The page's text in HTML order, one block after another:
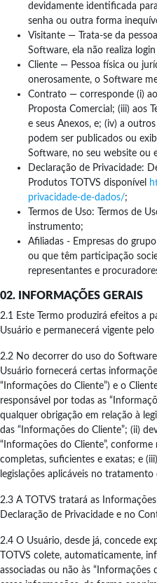
devidamente identificada
senha ou outra forma
Visitante — Trata-se da
Software, ela não realiza
Cliente — Pessoa física ou
onerosamente, o Software
Contrato — corresponde (i)
Proposta Comercial; (iii) aos
e seus Anexos, e; (iv) a
podem ser publicados ou
Software, no seu website ou
Declaração de Privacidade:
Produtos TOTVS disponível
privacidade-de-dados/;
Termos de Uso: Termos de
instrumento;
Afiliadas - Empresas do
ou que têm participação
representantes e
02. INFORMAÇÕES GERAIS
2.1 Este Termo produzirá efeitos a
Usuário e permanecerá vigente
2.2 No decorrer do uso do
Usuário fornecerá certas
“Informações do Cliente”) e o
responsável por todas as
qualquer obrigação em relação à
das “Informações do Cliente”; (ii)
“Informações do Cliente”,
completas, suficientes e exatas; e
legislações aplicáveis no
2.3 A TOTVS tratará as
Declaração de Privacidade e no
2.4 O Usuário, desde já, concede
TOTVS colete, automaticamente,
associadas ou não às “Informações